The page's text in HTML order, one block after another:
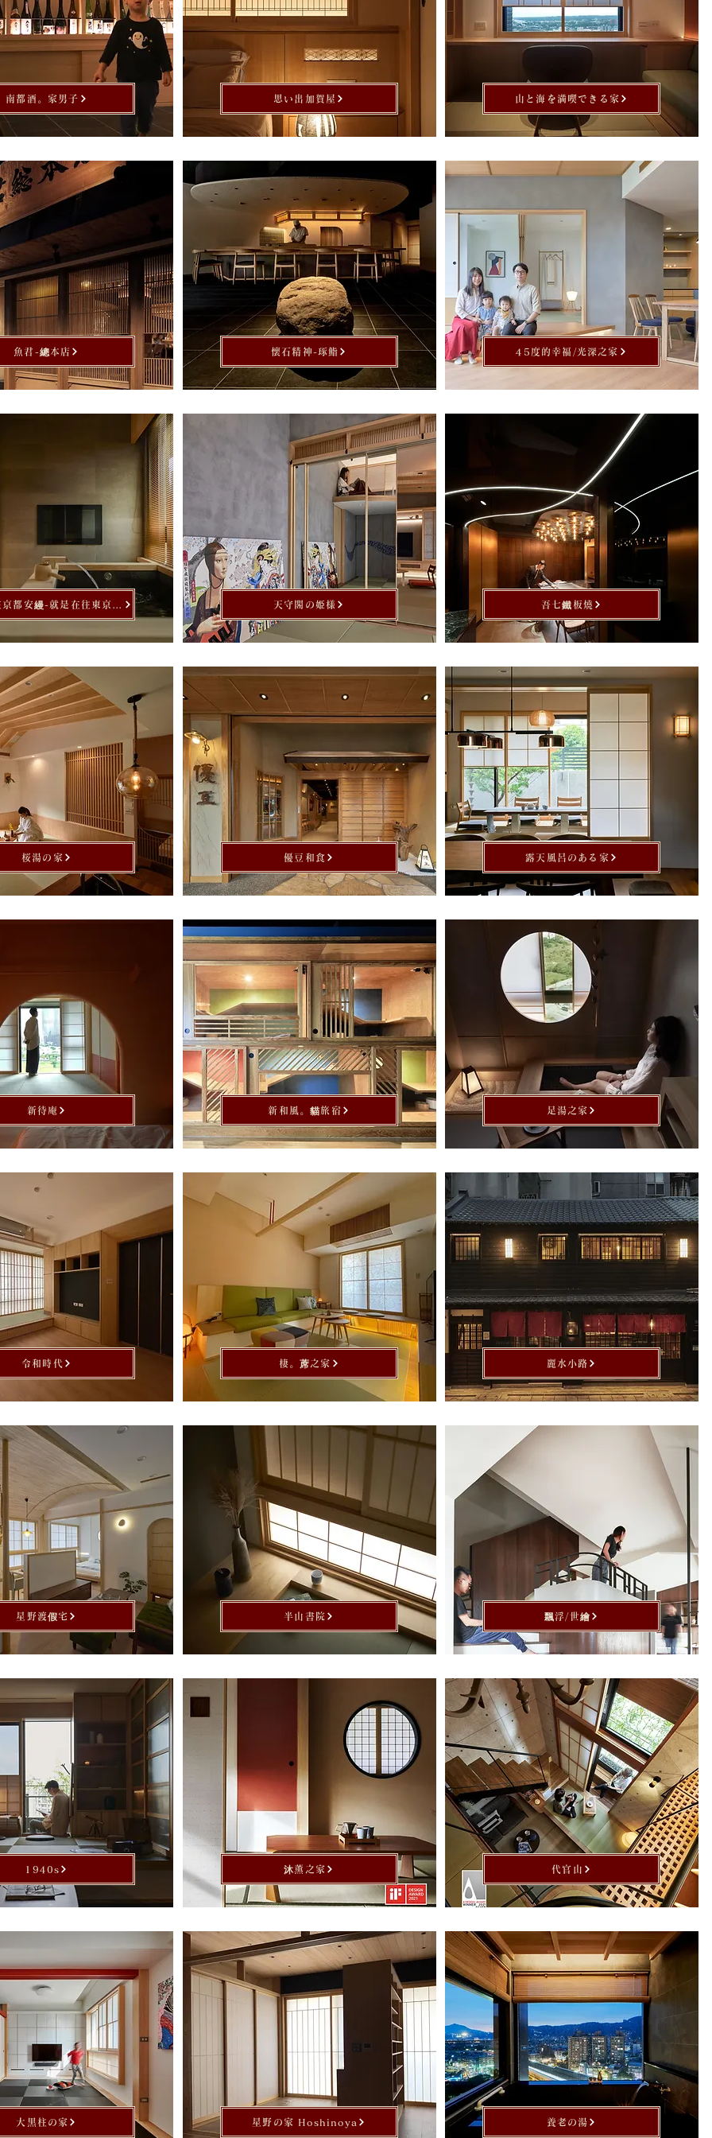
南都酒。家男子
魚君-總本店
桜湯の家
新待庵
令和時代
星野渡假宅
1940s
大黒柱の家
思い出加賀屋
懷石精神-琢鮨
天守閣の姫様
優豆和食
新和風。貓旅宿
棲。蓆之家
半山書院
沐薰之家
星野の家 Hoshinoya
山と海を満喫できる家
45度的幸福/光深之家
吾七鐵板燒
露天風呂のある家
足湯之家
麗水小路
飄浮/世繪
代官山
養老の湯